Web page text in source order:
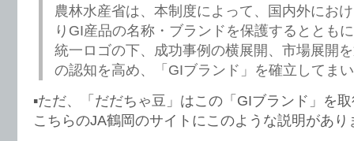
農林水産省は、本制度によって、国内外にお
りGI産品の名称・ブランドを保護するととも
統一ロゴの下、成功事例の横展開、市場展開
の認知を高め、「GIブランド」を確立してま
▪️ただ、「だだちゃ豆」はこの「GIブランド」を
こちらのJA鶴岡のサイトにこのような説明があり